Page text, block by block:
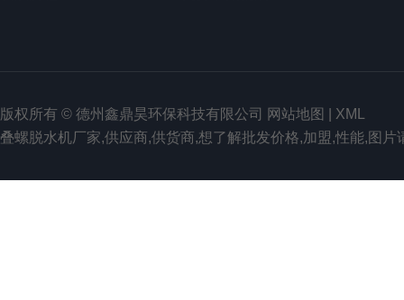
版权所有 © 德州鑫鼎昊环保科技有限公司 网站地图
XML
叠螺脱水机厂家,供应商,供货商,想了解批发价格,加盟,性能,图片